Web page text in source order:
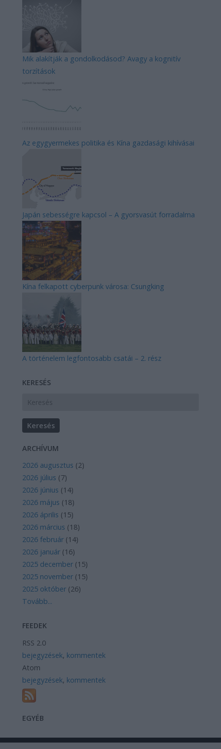
Mik alakítják a gondolkodásod? Avagy a kognitív
torzítások
Az egygyermekes politika és Kína gazdasági kihívásai
Japán sebességre kapcsol – A gyorsvasút forradalma
Kína felkapott cyberpunk városa: Csungking
A történelem legfontosabb csatái – 2. rész
KERESÉS
ARCHÍVUM
2026 augusztus (2)
2026 július (7)
2026 június (14)
2026 május (18)
2026 április (15)
2026 március (18)
2026 február (14)
2026 január (16)
2025 december (15)
2025 november (15)
2025 október (26)
Tovább...
FEEDEK
RSS 2.0
bejegyzések, kommentek
Atom
bejegyzések, kommentek
EGYÉB